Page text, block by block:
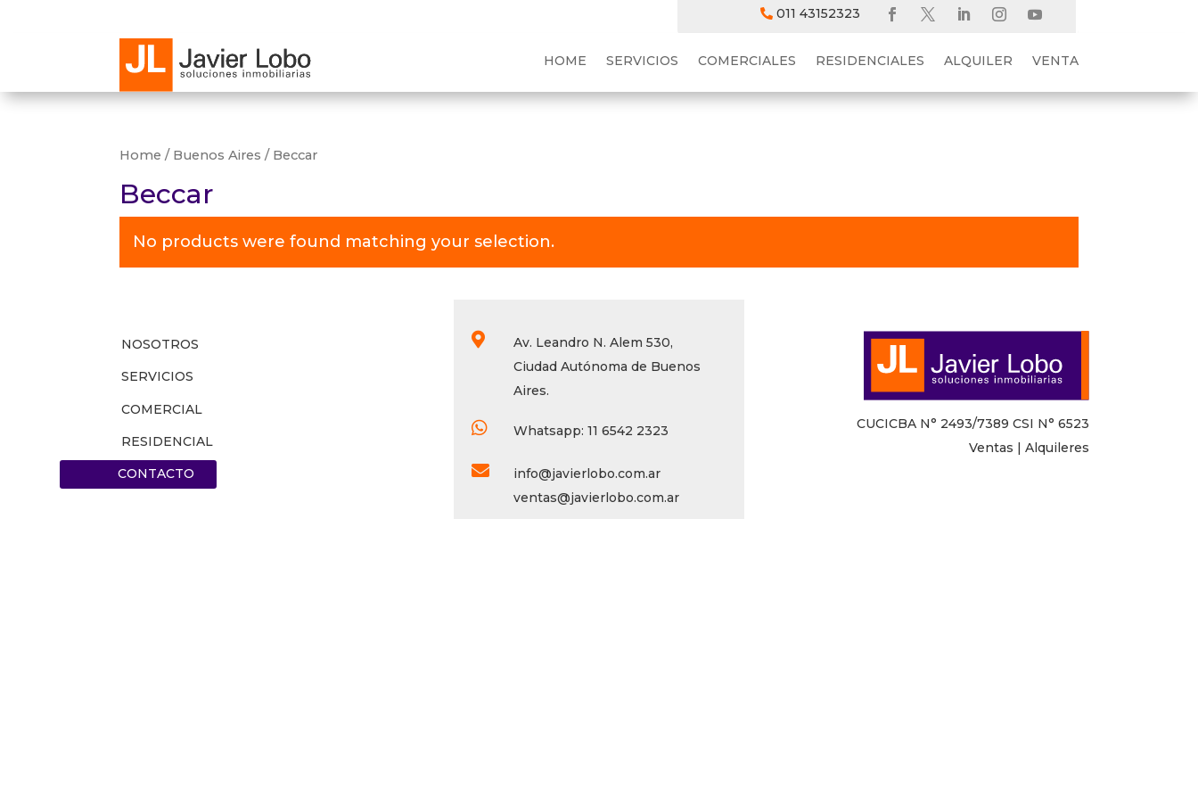
011 43152323
HOME SERVICIOS COMERCIALES RESIDENCIALES ALQUILER VENTA
Home / Buenos Aires / Beccar
Beccar
No products were found matching your selection.
NOSOTROS
SERVICIOS
COMERCIAL
RESIDENCIAL
CONTACTO

Av. Leandro N. Alem 530,
Ciudad Autónoma de Buenos
Aires.
 Whatsapp: 11 6542 2323

info@javierlobo.com.ar
ventas@javierlobo.com.ar
CUCICBA N° 2493/7389 CSI N° 6523
Ventas | Alquileres